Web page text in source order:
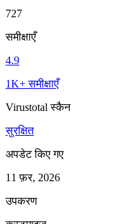
727
समीक्षाएँ
4.9
1K+ समीक्षाएँ
Virustotal स्कैन
सुरक्षित
अपडेट किए गए
11 फ़र, 2026
उपकरण